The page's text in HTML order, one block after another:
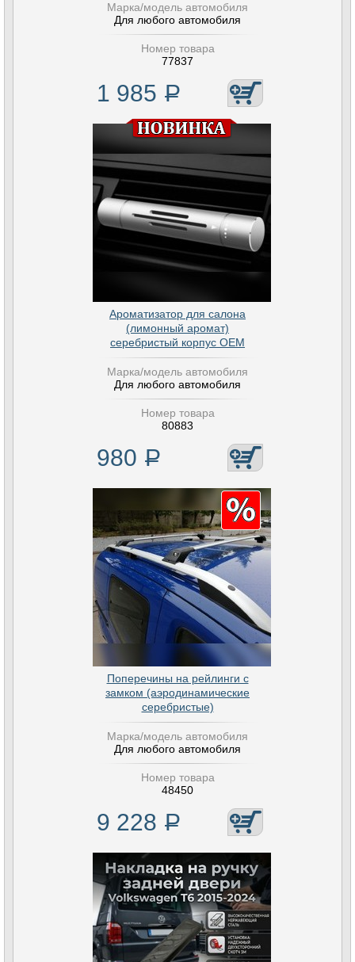
Марка/модель автомобиля
Для любого автомобиля
Номер товара
77837
1 985 Р
Ароматизатор для салона
(лимонный аромат)
серебристый корпус OEM
Марка/модель автомобиля
Для любого автомобиля
Номер товара
80883
980 Р
Поперечины на рейлинги с
замком (аэродинамические
серебристые)
Марка/модель автомобиля
Для любого автомобиля
Номер товара
48450
9 228 Р